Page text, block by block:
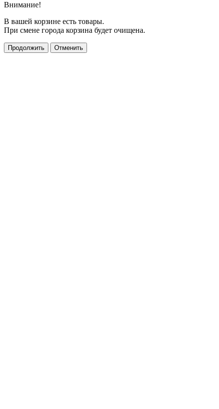
Внимание!
В вашей корзине есть товары.
При смене города корзина будет очищена.
Продолжить Отменить